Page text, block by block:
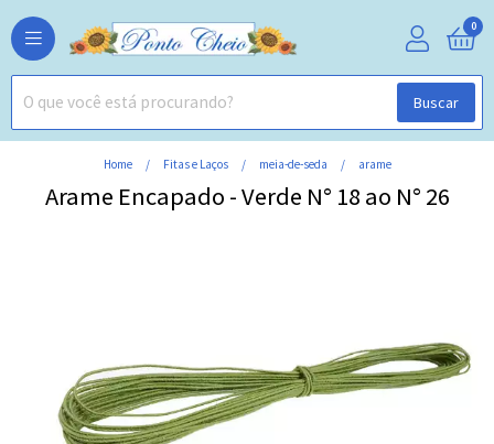
Buscar
0
Home Fitas e Laços meia-de-seda arame
Arame Encapado - Verde N° 18 ao N° 26